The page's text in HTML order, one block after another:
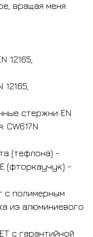
вращая меня.
12165,
стержни EN
CW617N
(тефлона) -
(фторкаучук) -
с полимерным
из алюминиевого
с гарантийной